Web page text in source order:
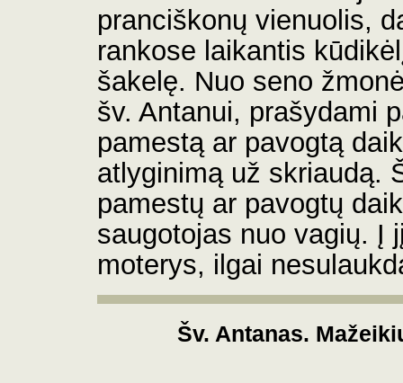
pranciškonų vienuolis,
rankose laikantis
šakelę. Nuo seno
šv. Antanui, prašydami
pamestą ar pavogtą
atlyginimą už skriaudą.
pamestų ar pavogtų
saugotojas nuo vagių. Į
moterys, ilgai
Šv. Antanas.